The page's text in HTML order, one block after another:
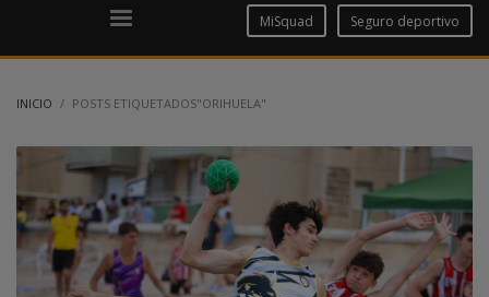
MiSquad Seguro deportivo
INICIO POSTS ETIQUETADOS"ORIHUELA"